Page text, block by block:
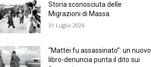
Storia sconosciuta delle
Migrazioni di Massa
31 Luglio 2026
“Mattei fu assassinato”: un nuovo
libro-denuncia punta il dito sui